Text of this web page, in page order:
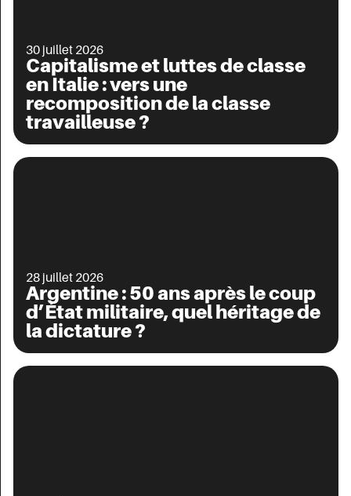
30 juillet 2026
Capitalisme et luttes de classe
en Italie : vers une
recomposition de la classe
travailleuse ?
28 juillet 2026
Argentine : 50 ans après le coup
d’État militaire, quel héritage de
la dictature ?